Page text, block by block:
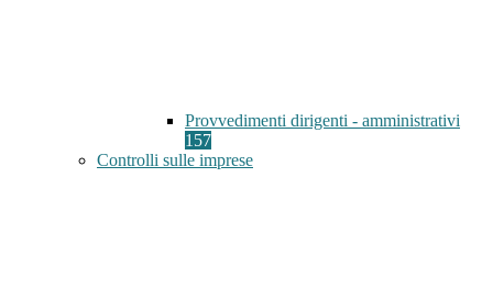
Provvedimenti dirigenti - amministrativi
157
Controlli sulle imprese